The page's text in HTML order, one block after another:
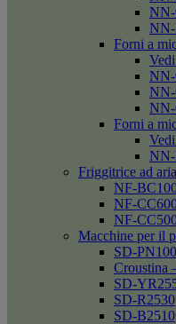
Forni a
NN-
Forni a
NN-
Friggitrice ad aria
NF-
NF-
NF-
Macchine per il
SD-PN100
Croustina
SD-
SD-R2530
SD-B2510